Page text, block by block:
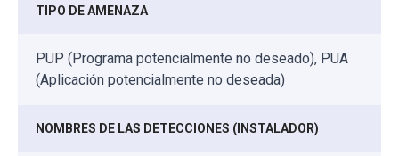
TIPO DE AMENAZA
PUP (Programa potencialmente no deseado), PUA
(Aplicación potencialmente no deseada)
NOMBRES DE LAS DETECCIONES (INSTALADOR)